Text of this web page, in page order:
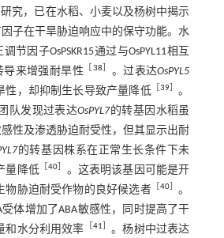
究，已在水稻、小麦以及杨树中揭示
因子在干旱胁迫响应中的保守功能。水
节因子OsPSKR15通过与OsPYL11相互
导来增强耐旱性
38 。过表达OsPYL5
性，却抑制生长导致产量降低［39
。
队发现过表达OsPYL7的转基因水稻虽
性及渗透胁迫耐受性，但其显示出耐
的转基因株系在正常生长条件下未
量降低［40
。这表明该基因可能是开
物胁迫耐受作物的良好候选者［40
。
体增加了ABA敏感性，同时提高了干
和水分利用效率
41 。杨树中过表达